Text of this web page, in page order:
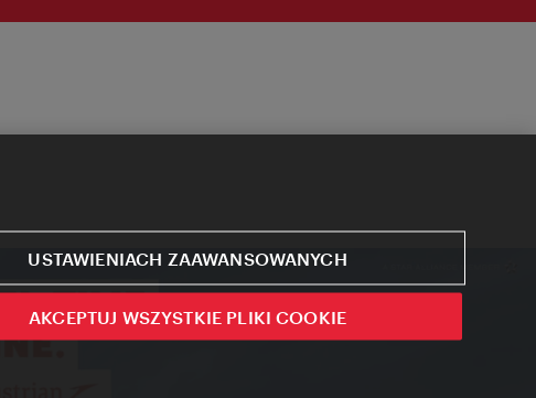
USTAWIENIACH ZAAWANSOWANYCH
AKCEPTUJ WSZYSTKIE PLIKI COOKIE